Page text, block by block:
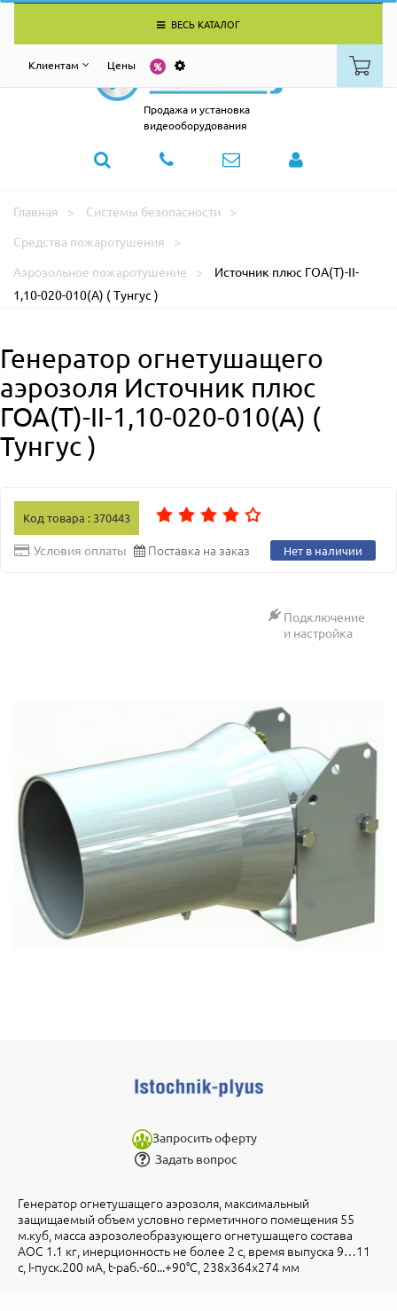
ВЕСЬ КАТАЛОГ
Клиентам Цены
Продажа и установка
видеооборудования
Главная
Системы безопасности
Средства пожаротушения
Аэрозольное пожаротушение
Источник плюс ГОА(Т)-II-
1,10-020-010(А) ( Тунгус )
Генератор огнетушащего
аэрозоля Источник плюс
ГОА(Т)-II-1,10-020-010(А) (
Тунгус )
Код товара : 370443
Условия оплаты Поставка на заказ Нет в наличии
Подключение
и настройка
Запросить оферту
Задать вопрос
Генератор огнетушащего аэрозоля, максимальный
защищаемый объем условно герметичного помещения 55
м.куб, масса аэрозолеобразующего огнетушащего состава
АОС 1.1 кг, инерционность не более 2 с, время выпуска 9…11
с, I-пуск.200 мА, t-раб.-60...+90°С, 238х364х274 мм